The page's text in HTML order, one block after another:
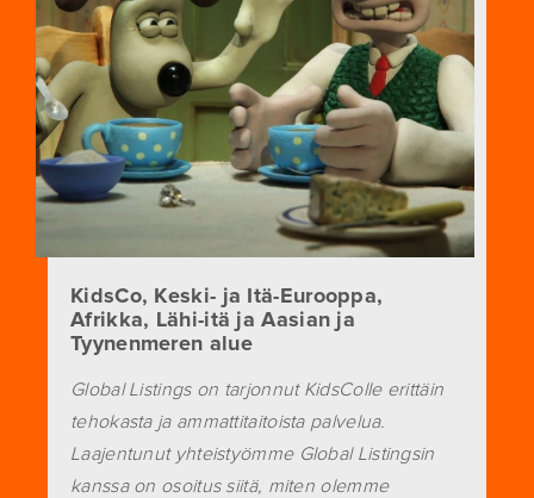
KidsCo, Keski- ja Itä-Eurooppa,
Afrikka, Lähi-itä ja Aasian ja
Tyynenmeren alue
Global Listings on tarjonnut KidsColle erittäin
tehokasta ja ammattitaitoista palvelua.
Laajentunut yhteistyömme Global Listingsin
kanssa on osoitus siitä, miten olemme